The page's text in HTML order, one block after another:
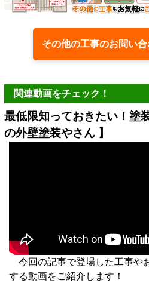
その他の工事のお問い
関連動画をチェック！
最低限知っておきたい！塗
の外壁塗装やさん 】
今回の記事で登場した工事や
する動画をご紹介します！